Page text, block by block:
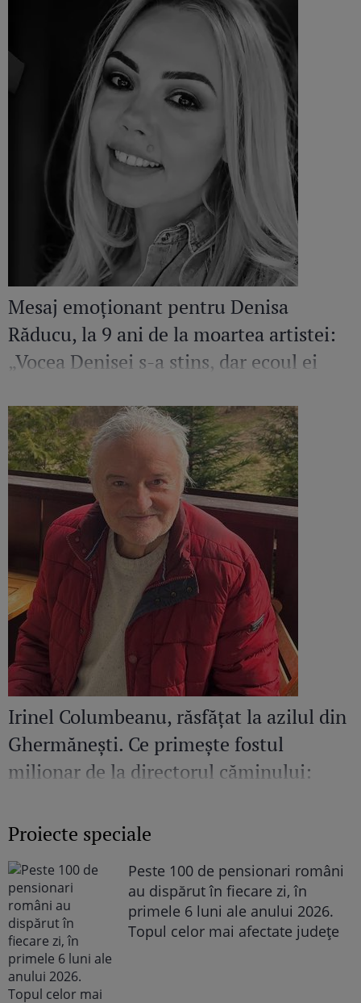
Mesaj emoționant pentru Denisa
Răducu, la 9 ani de la moartea artistei:
„Vocea Denisei s-a stins, dar ecoul ei
Irinel Columbeanu, răsfățat la azilul din
Ghermănești. Ce primește fostul
milionar de la directorul căminului:
Proiecte speciale
Peste 100 de pensionari români
au dispărut în fiecare zi, în
primele 6 luni ale anului 2026.
Topul celor mai afectate județe